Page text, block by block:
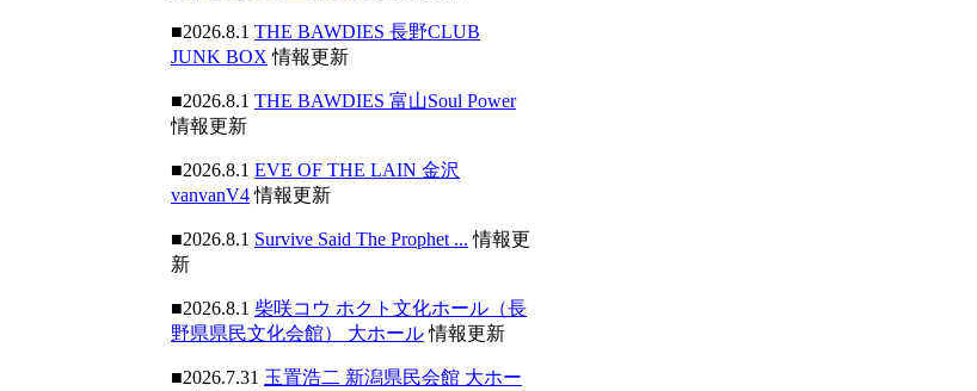
■2026.8.1 THE BAWDIES 長野CLUB
JUNK BOX 情報更新
■2026.8.1 THE BAWDIES 富山Soul Power
情報更新
■2026.8.1 EVE OF THE LAIN 金沢
vanvanV4情報更新
■2026.8.1 Survive Said The Prophet ... 情報更
新
■2026.8.1 柴咲コウ ホクト文化ホール（長
野県県民文化会館） 大ホール情報更新
■2026.7.31 玉置浩二 新潟県民会館 大ホー